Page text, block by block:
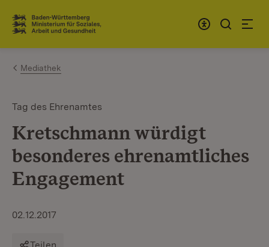
Zum Inhalt springen
Link zur Startseite
Mediathek
Tag des Ehrenamtes
Kretschmann würdigt
besonderes ehrenamtliches
Engagement
02.12.2017